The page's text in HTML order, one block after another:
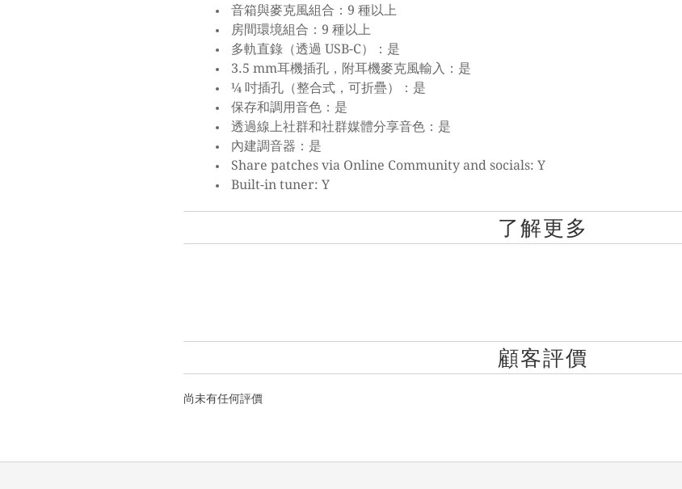
音箱與麥克風組合：9 種以上
房間環境組合：9 種以上
多軌直錄（透過 USB-C）：是
3.5 mm耳機插孔，附耳機麥克風輸入：是
¼ 吋插孔（整合式，可折疊）：是
保存和調用音色：是
透過線上社群和社群媒體分享音色：是
內建調音器：是
Share patches via Online Community and socials: Y
Built-in tuner: Y
了解更多
顧客評價
尚未有任何評價